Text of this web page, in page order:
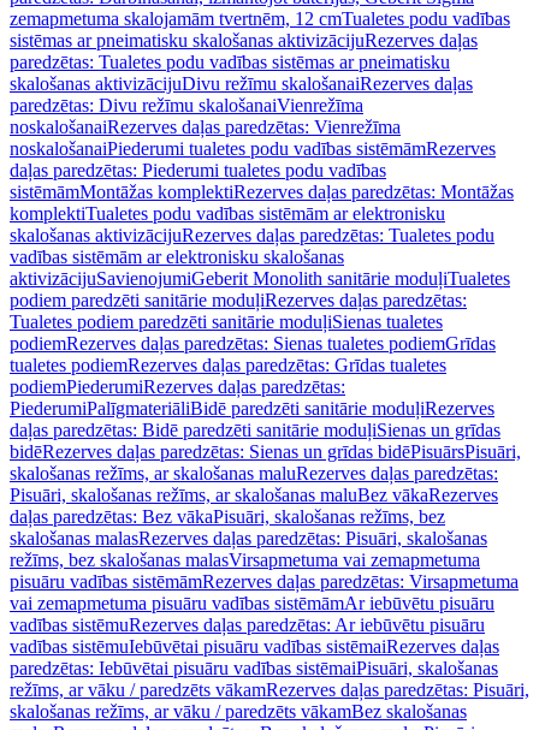
zemapmetuma skalojamām tvertnēm, 12 cmTualetes podu vadības
sistēmas ar pneimatisku skalošanas aktivizācijuRezerves daļas
paredzētas: Tualetes podu vadības sistēmas ar pneimatisku
skalošanas aktivizācijuDivu režīmu skalošanaiRezerves daļas
paredzētas: Divu režīmu skalošanaiVienrežīma
noskalošanaiRezerves daļas paredzētas: Vienrežīma
noskalošanaiPiederumi tualetes podu vadības sistēmāmRezerves
daļas paredzētas: Piederumi tualetes podu vadības
sistēmāmMontāžas komplektiRezerves daļas paredzētas: Montāžas
komplektiTualetes podu vadības sistēmām ar elektronisku
skalošanas aktivizācijuRezerves daļas paredzētas: Tualetes podu
vadības sistēmām ar elektronisku skalošanas
aktivizācijuSavienojumiGeberit Monolith sanitārie moduļiTualetes
podiem paredzēti sanitārie moduļiRezerves daļas paredzētas:
Tualetes podiem paredzēti sanitārie moduļiSienas tualetes
podiemRezerves daļas paredzētas: Sienas tualetes podiemGrīdas
tualetes podiemRezerves daļas paredzētas: Grīdas tualetes
podiemPiederumiRezerves daļas paredzētas:
PiederumiPalīgmateriāliBidē paredzēti sanitārie moduļiRezerves
daļas paredzētas: Bidē paredzēti sanitārie moduļiSienas un grīdas
bidēRezerves daļas paredzētas: Sienas un grīdas bidēPisuārsPisuāri,
skalošanas režīms, ar skalošanas maluRezerves daļas paredzētas:
Pisuāri, skalošanas režīms, ar skalošanas maluBez vākaRezerves
daļas paredzētas: Bez vākaPisuāri, skalošanas režīms, bez
skalošanas malasRezerves daļas paredzētas: Pisuāri, skalošanas
režīms, bez skalošanas malasVirsapmetuma vai zemapmetuma
pisuāru vadības sistēmāmRezerves daļas paredzētas: Virsapmetuma
vai zemapmetuma pisuāru vadības sistēmāmAr iebūvētu pisuāru
vadības sistēmuRezerves daļas paredzētas: Ar iebūvētu pisuāru
vadības sistēmuIebūvētai pisuāru vadības sistēmaiRezerves daļas
paredzētas: Iebūvētai pisuāru vadības sistēmaiPisuāri, skalošanas
režīms, ar vāku / paredzēts vākamRezerves daļas paredzētas: Pisuāri,
skalošanas režīms, ar vāku / paredzēts vākamBez skalošanas